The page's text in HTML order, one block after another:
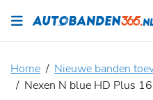
Home
Nieuwe banden
Nexen N blue HD Plus